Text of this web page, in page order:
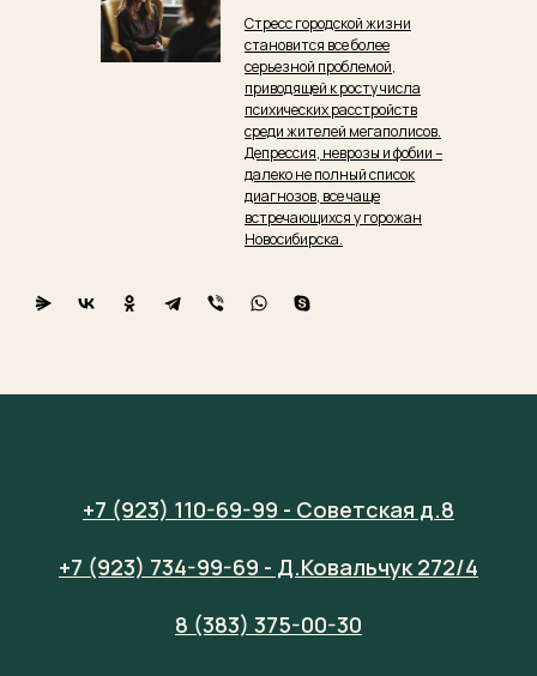
Стресс городской жизни
становится все более
серьезной проблемой,
приводящей к росту числа
психических расстройств
среди жителей мегаполисов.
Депрессия, неврозы и фобии –
далеко не полный список
диагнозов, все чаще
встречающихся у горожан
Новосибирска.
+7 (923) 110-69-99 - Советская д.8
+7 (923) 734-99-69 - Д.Ковальчук 272/4
8 (383) 375-00-30